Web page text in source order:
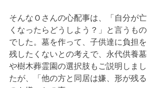
そんなＯさんの心配事は、「自分が亡
くなったらどうしよう？」と言うもの
でした。墓を作って、子供達に負担を
残したくないとの考えで、永代供養墓
や樹木葬霊園の選択肢もご説明しまし
たが、「他の方と同居は嫌、形が残る